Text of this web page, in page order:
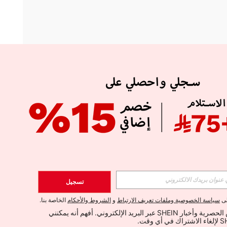
APP
الإشتراك
اشتراك
تسجيل
سياسة الخصوصية وملفات تعريف الارتباط و الشروط والأحكام الخاصة بنا.
أود تلقي العروض الحصرية وأخبار SHEIN عبر البريد الإلكتروني. أفهم أنه يمكنني